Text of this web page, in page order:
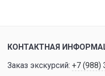
КОНТАКТНАЯ
Заказ экскурсий: +7 (988)